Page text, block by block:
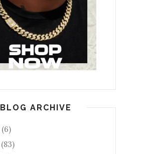
BLOG ARCHIVE
(6)
(83)